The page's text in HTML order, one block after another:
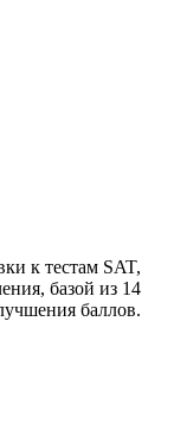
к тестам SAT,
базой из 14
баллов.